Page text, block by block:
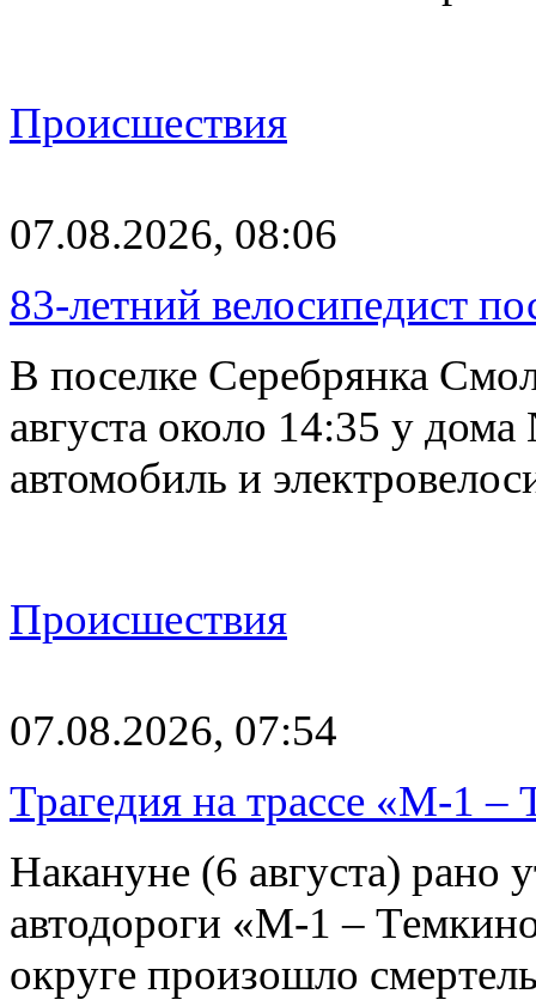
Происшествия
07.08.2026, 08:06
83-летний велосипедист
В поселке Серебрянка
августа около 14:35 у
автомобиль и
Происшествия
07.08.2026, 07:54
Трагедия на трассе «М-1 –
Накануне (6 августа) рано
автодороги «М-1 –
округе произошло